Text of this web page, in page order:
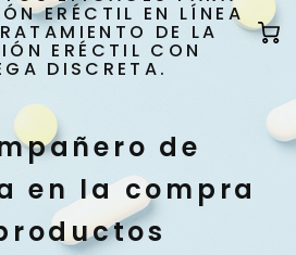
ERÉCTIL EN LÍNEA
DE LA
ERÉCTIL CON
DISCRETA.
de
en la compra